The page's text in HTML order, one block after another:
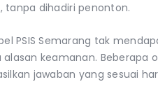
tanpa dihadiri penonton.
PSIS Semarang tak
keamanan. Beberapa
jawaban yang sesuai